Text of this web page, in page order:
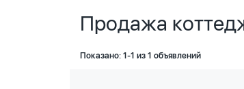
Продажа
Показано: 1-1 из 1 объявлений